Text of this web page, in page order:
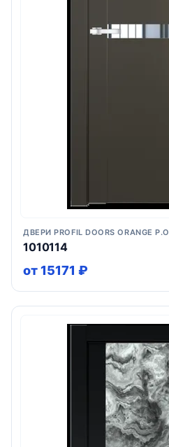
ДВЕРИ PROFIL DOORS ORANGE P.O
1010114
от 15171 ₽